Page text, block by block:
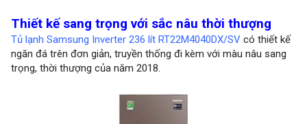
Thiết kế sang trọng với sắc nâu thời thượng
Tủ lạnh Samsung Inverter 236 lít RT22M4040DX/SV có thiết kế
ngăn đá trên đơn giản, truyền thống đi kèm với màu nâu sang
trọng, thời thượng của năm 2018.